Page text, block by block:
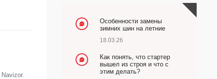
Особенности замены
зимних шин на летние
18.03.26
Как понять, что стартер
вышел из строя и что с
этим делать?